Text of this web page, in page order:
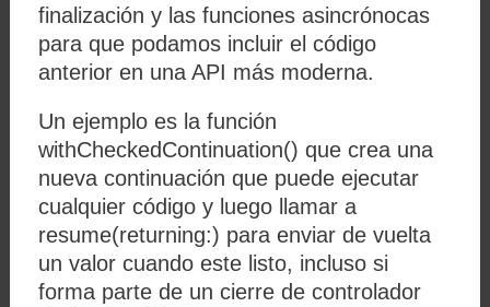
finalización y las funciones asincrónocas
para que podamos incluir el código
anterior en una API más moderna.
Un ejemplo es la función
withCheckedContinuation() que crea una
nueva continuación que puede ejecutar
cualquier código y luego llamar a
resume(returning:) para enviar de vuelta
un valor cuando este listo, incluso si
forma parte de un cierre de controlador